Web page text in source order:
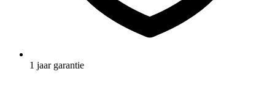
1 jaar garantie